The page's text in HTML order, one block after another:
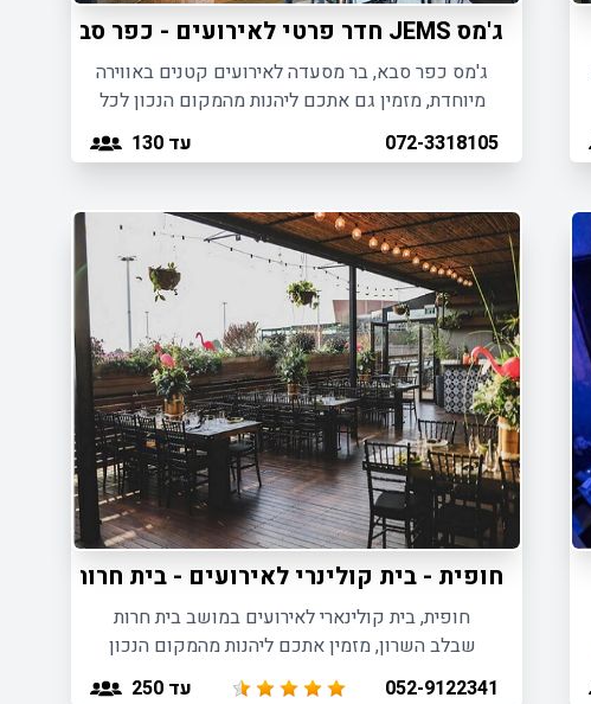
ג'מס JEMS חדר פרטי לאירועים - כפר סבא
ג'מס כפר סבא, בר מסעדה לאירועים קטנים באווירה
מיוחדת, מזמין גם אתכם ליהנות מהמקום הנכון לכל
סוגי האירועים הקטנים באזור השרון.072-3318105 עד 130
חופית - בית קולינרי לאירועים - בית חרות
חופית, בית קולינארי לאירועים במושב בית חרות
שבלב השרון, מזמין אתכם ליהנות מהמקום הנכון
לאירוח אירועים אינטימיים באווירה מיוחדת.
052-9122341 עד 250